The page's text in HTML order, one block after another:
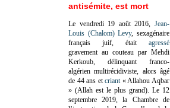
antisémite, est mort
Le vendredi 19 août 2016, Jean-
Louis (Chalom) Levy, sexagénaire
français juif, était agressé
gravement au couteau par Mehdi
Kerkoub, délinquant franco-
algérien multirécidiviste, alors âgé
de 44 ans etcriant « Allahou Aqbar
» (Allah est le plus grand). Le 12
septembre 2019, la Chambre de